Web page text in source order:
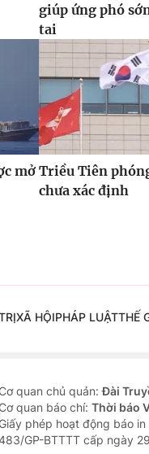
giúp ứng phó
tai
mở Triều Tiên
chưa xác định
XÃ HỘIPHÁP LUẬTTHẾ
Cơ quan chủ quản:Đài
Cơ quan báo chí: Thời báo
phép hoạt động báo
GP-BTTTT cấp ngày